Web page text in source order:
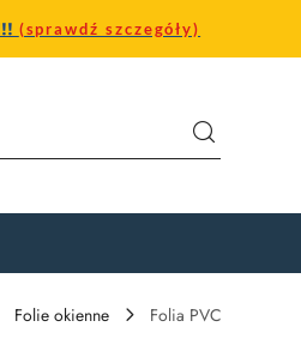
(sprawdź szczegóły)
Folie okienne Folia PVC